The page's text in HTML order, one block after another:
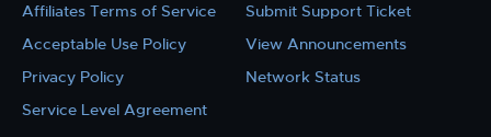
Affiliates Terms of Service
Acceptable Use Policy
Privacy Policy
Service Level Agreement
Submit Support Ticket
View Announcements
Network Status